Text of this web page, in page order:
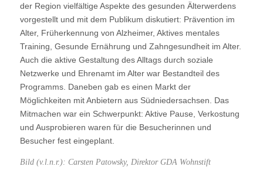
der Region vielfältige Aspekte des gesunden Älterwerdens
vorgestellt und mit dem Publikum diskutiert: Prävention im
Alter, Früherkennung von Alzheimer, Aktives mentales
Training, Gesunde Ernährung und Zahngesundheit im Alter.
Auch die aktive Gestaltung des Alltags durch soziale
Netzwerke und Ehrenamt im Alter war Bestandteil des
Programms. Daneben gab es einen Markt der
Möglichkeiten mit Anbietern aus Südniedersachsen. Das
Mitmachen war ein Schwerpunkt: Aktive Pause, Verkostung
und Ausprobieren waren für die Besucherinnen und
Besucher fest eingeplant.
Bild (v.l.n.r.): Carsten Patowsky, Direktor GDA Wohnstift